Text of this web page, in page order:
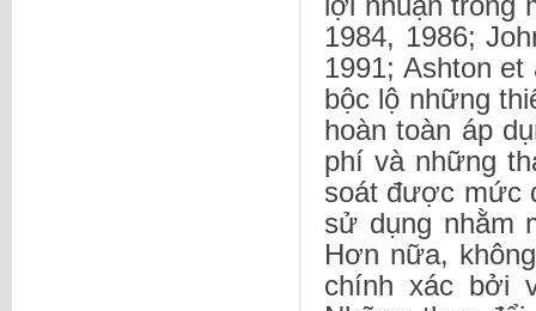
1984, 1986;
1991; Ashton
bộc lộ những
hoàn toàn áp
phí và những
soát được mức
sử dụng nhằm
Hơn nữa,
chính xác bởi